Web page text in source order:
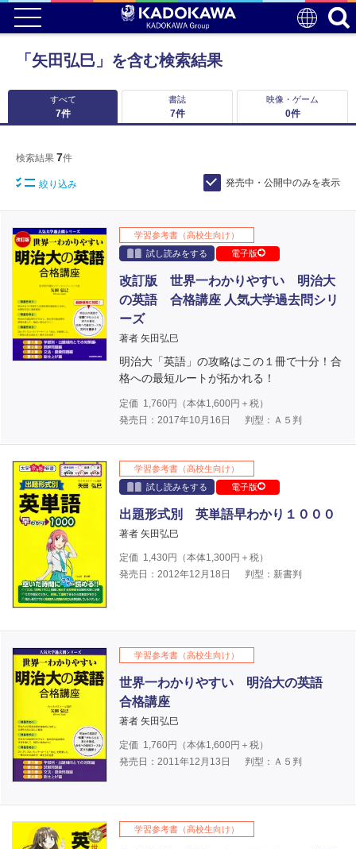
「矢田弘巳」を含む検索結果
すべて
7件
書誌
7件
映像・ゲーム
0件
検索結果 7件
絞り込み 発売中・公開中のみを表示
学習参考書（高校生向け）
試し読みをする
電子版
改訂版 世界一わかりやすい 明治大
の英語 合格講座 人気大学過去問シリ
ーズ
著者 矢田弘巳
明治大「英語」の攻略はこの１冊で十分！合
格への最短ルートが拓かれる！
定価 1,760円（本体1,600円＋税）
発売日：2017年10月16日
判型：Ａ５判
学習参考書（高校生向け）
試し読みをする
電子版
出題形式別 英単語早わかり１０００
著者 矢田弘巳
定価 1,430円（本体1,300円＋税）
発売日：2012年12月18日
判型：新書判
学習参考書（高校生向け）
世界一わかりやすい 明治大の英語
合格講座
著者 矢田弘巳
定価 1,760円（本体1,600円＋税）
発売日：2011年12月13日
判型：Ａ５判
学習参考書（高校生向け）